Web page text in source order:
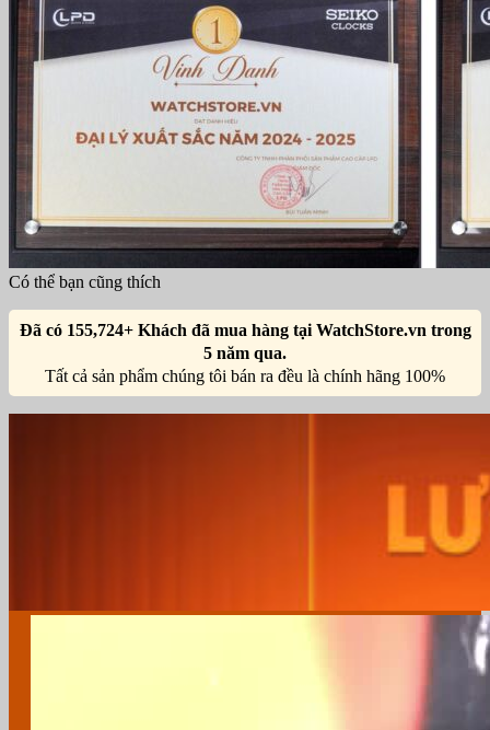
Có thể bạn cũng thích
Đã có 155,724+ Khách đã mua hàng tại WatchStore.vn trong
5 năm qua.
Tất cả sản phẩm chúng tôi bán ra đều là chính hãng 100%